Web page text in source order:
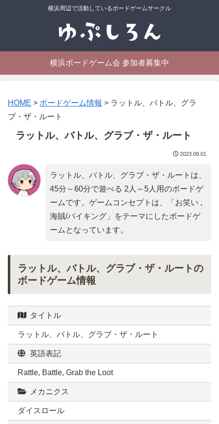
横浜周辺で活動しているボードゲームサークル
横浜ボードゲーム会 参加者募集中
HOME > ボードゲーム情報 > ラットル、バトル、グラ
ブ・ザ・ルート
ラットル、バトル、グラブ・ザ・ルート
2023.09.01
ラットル、バトル、グラブ・ザ・ルートは、
45分～60分で遊べる 2人～5人用のボードゲ
ームです。ゲームコンセプトは、「 お笑い ,
海賊/バイキング」をテーマにしたボードゲ
ームとなっています。
ラットル、バトル、グラブ・ザ・ルートの
ボードゲーム情報
タイトル
ラットル、バトル、グラブ・ザ・ルート
英語表記
Rattle, Battle, Grab the Loot
メカニクス
ダイスロール